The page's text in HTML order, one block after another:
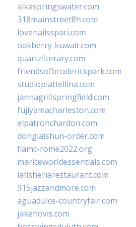
alkaspringswater.com
318mainstreet8h.com
lovenailsspari.com
oakberry-kuwait.com
quartzliterary.com
friendsofbroderickpark.com
studiopiattellina.com
jannagrillspringfield.com
fujiyamacharleston.com
elpatronchardon.com
donglaishun-order.com
fiamc-rome2022.org
mariceworldessentials.com
lafisheriarestaurant.com
915jazzandmore.com
aguadulce-countryfair.com
jakehovis.com